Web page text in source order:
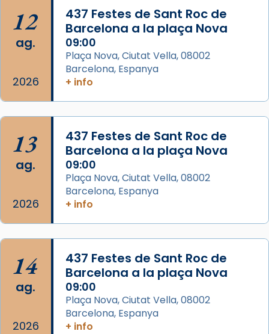
📸 J. Merino
Photo
View on Facebook · Share
Arquebisbat de Barcelona
2 weeks ago
Aquest dilluns, 27 de juliol, ha tingut lloc la
missa d’acció de gràcies en agraïment al
comitè organitzador de la visita apostòlica
del Sant Pare Lleó XIV a Barcelona, i als
col·laboradors, a la Catedral de Barcelona.
L’arquebisbe de Barcelona, el cardenal Joan
📸 Dr. G. Simón
Photo
View on Facebook · Share
12
ag.
2026
437 Festes de Sant Roc de
Barcelona a la plaça Nova
09:00
Plaça Nova, Ciutat Vella, 08002
Barcelona, Espanya
+ info
13
ag.
2026
437 Festes de Sant Roc de
Barcelona a la plaça Nova
09:00
Plaça Nova, Ciutat Vella, 08002
Barcelona, Espanya
+ info
14
ag.
2026
437 Festes de Sant Roc de
Barcelona a la plaça Nova
09:00
Plaça Nova, Ciutat Vella, 08002
Barcelona, Espanya
+ info